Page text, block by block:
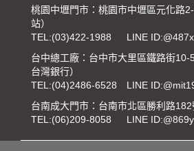
桃園中壢門市：桃園市中壢區元化路
站）
TEL:(03)422-1988
LINE
台中總工廠：台中市大里區鐵路街10-
台灣銀行）
TEL:(04)2486-6528
LINE
台南成大門市：台南市北區勝利路182
TEL:(06)209-8058 LINE